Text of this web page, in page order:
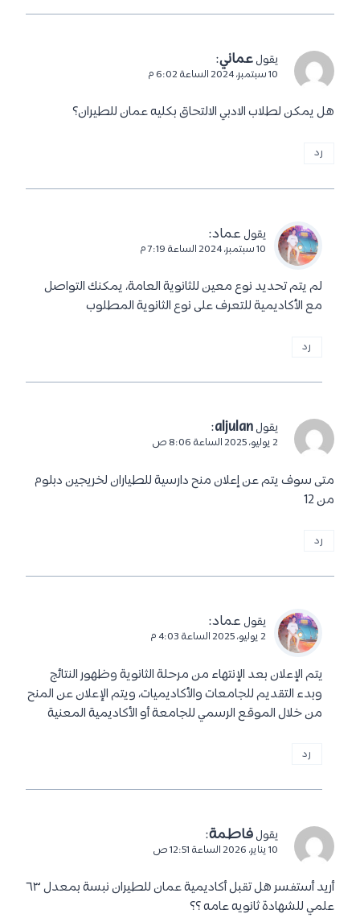
يقول عماني:
10 سبتمبر، 2024 الساعة 6:02 م
هل يمكن لطلاب الادبي الالتحاق بكليه عمان للطيران؟
رد
يقول عماد:
10 سبتمبر، 2024 الساعة 7:19 م
لم يتم تحديد نوع معين للثانوية العامة، يمكنك التواصل
مع الأكاديمية للتعرف على نوع الثانوية المطلوب
رد
يقول aljulan
:
2 يوليو، 2025 الساعة 8:06 ص
متى سوف يتم عن إعلان منح دارسية للطياران لخريجين دبلوم
من 12
رد
يقول عماد:
2 يوليو، 2025 الساعة 4:03 م
يتم الإعلان بعد الإنتهاء من مرحلة الثانوية وظهور النتائج
وبدء التقديم للجامعات والأكاديميات، ويتم الإعلان عن المنح
من خلال الموقع الرسمي للجامعة أو الأكاديمية المعنية
رد
يقول فاطمة:
10 يناير، 2026 الساعة 12:51 ص
أريد أستفسر هل تقبل أكاديمية عمان للطيران نبسة بمعدل ٦٣
علمي للشهادة ثانويه عامه ؟؟